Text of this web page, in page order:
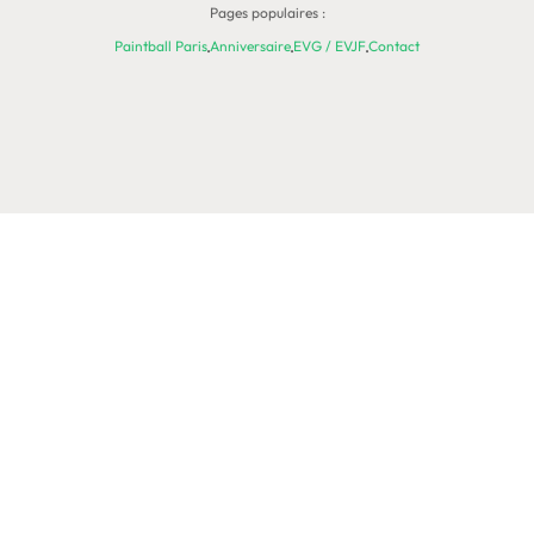
Pages populaires :
Paintball Paris·Anniversaire·EVG / EVJF·Contact